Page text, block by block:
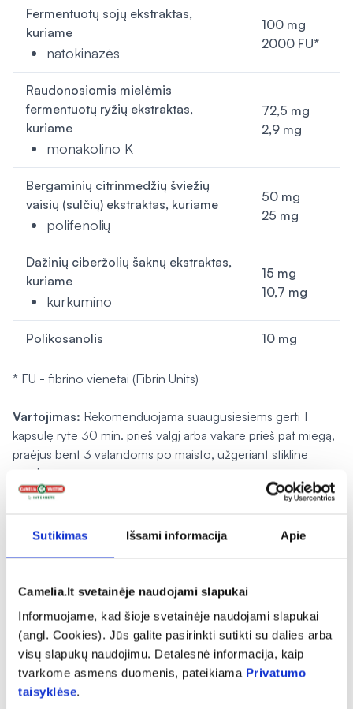
Sutikimas Išsami informacija Apie
Camelia.lt svetainėje naudojami slapukai
Informuojame, kad šioje svetainėje naudojami slapukai
(angl. Cookies). Jūs galite pasirinkti sutikti su dalies arba
visų slapukų naudojimu. Detalesnė informacija, kaip
tvarkome asmens duomenis, pateikiama Privatumo
taisyklėse.
Fermentuotų sojų ekstraktas,
kuriame
natokinazės
100 mg
2000 FU*
Raudonosiomis mielėmis
fermentuotų ryžių ekstraktas,
kuriame
monakolino K
72,5 mg
2,9 mg
Bergaminių citrinmedžių šviežių
vaisių (sulčių) ekstraktas, kuriame
polifenolių
50 mg
25 mg
Dažinių ciberžolių šaknų ekstraktas,
kuriame
kurkumino
15 mg
10,7 mg
Polikosanolis 10 mg
* FU - fibrino vienetai (Fibrin Units)
Vartojimas: Rekomenduojama suaugusiesiems gerti 1
kapsulę ryte 30 min. prieš valgį arba vakare prieš pat miegą,
praėjus bent 3 valandoms po maisto, užgeriant stikline
vandens.
daugiau.Negalima vartoti nėščioms ir žindančioms
kiekį mažinančius vaistus. Negalima vartoti, jei jau vartojate
fermentuotų ryžių.
Įspėjimai:Neviršyti nustatytos rekomenduojamos paros
normos. Maisto papildas neturėtų būti vartojamas kaip
maisto pakaitalas. Labai svarbu įvairi ir subalansuota mityba